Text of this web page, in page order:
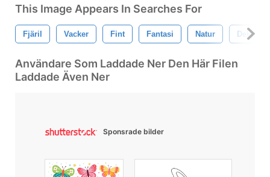
This Image Appears In Searches For
Fjäril Vacker Fint Fantasi Natur
Användare Som Laddade Ner Den Här Filen
Laddade Även Ner
Sponsrade bilder